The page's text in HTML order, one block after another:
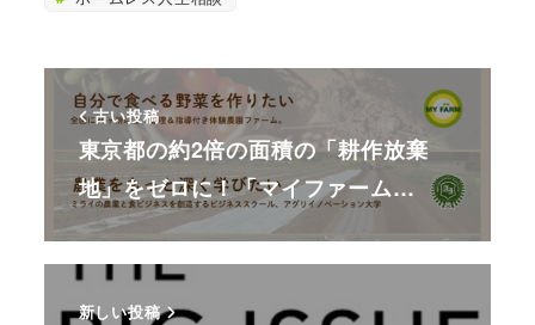
古い投稿
東京都の約2倍の面積の「耕作放棄
地」をゼロに！「マイファーム…
新しい投稿